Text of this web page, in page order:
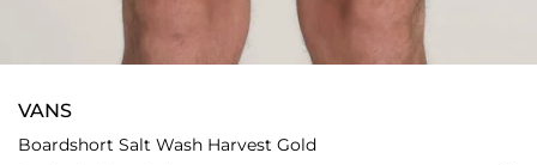
VANS
Boardshort Salt Wash Harvest Gold